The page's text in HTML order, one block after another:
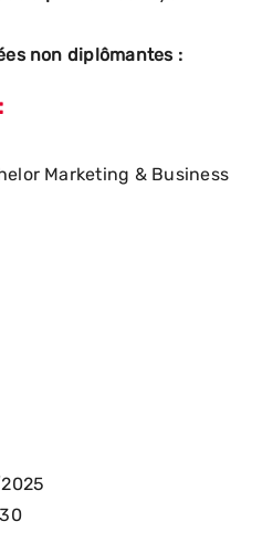
non diplômantes :
Marketing & Business